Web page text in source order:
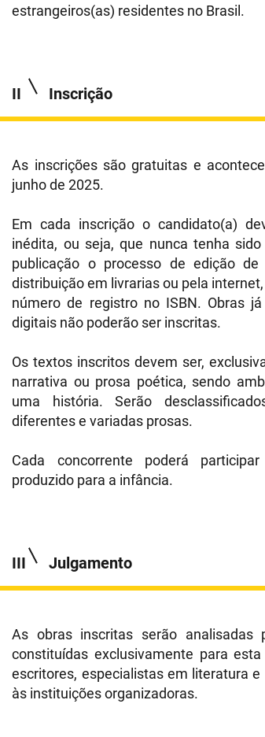
estrangeiros(as) residentes no Brasil.
II Inscrição
As inscrições são gratuitas e
junho de 2025.
Em cada inscrição o candidato(a)
inédita, ou seja, que nunca tenha
publicação o processo de edição
distribuição em livrarias ou pela
número de registro no ISBN. Obras
digitais não poderão ser inscritas.
Os textos inscritos devem ser,
narrativa ou prosa poética, sendo
uma história. Serão
diferentes e variadas prosas.
Cada concorrente poderá
produzido para a infância.
III Julgamento
As obras inscritas serão analisadas
constituídas exclusivamente para
escritores, especialistas em literatura
às instituições organizadoras.